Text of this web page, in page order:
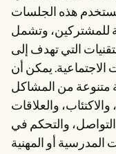
هذه الجلسات
للمشتركين، وتشمل
التي تهدف إلى
الاجتماعية. يمكن أن
متنوعة من المشاكل
والعلاقات
التواصل، والتحكم في